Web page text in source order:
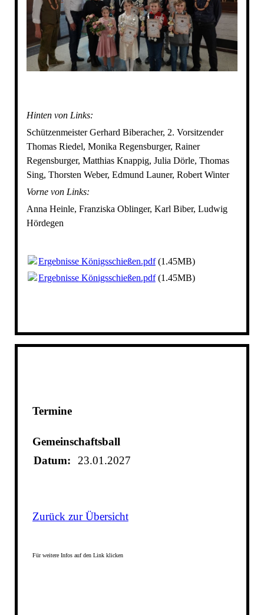
Hinten von Links:
Schützenmeister Gerhard Biberacher, 2. Vorsitzender
Thomas Riedel, Monika Regensburger, Rainer
Regensburger, Matthias Knappig, Julia Dörle, Thomas
Sing, Thorsten Weber, Edmund Launer, Robert Winter
Vorne von Links:
Anna Heinle, Franziska Oblinger, Karl Biber, Ludwig
Hördegen
Ergebnisse Königsschießen.pdf(1.45MB)
Ergebnisse Königsschießen.pdf(1.45MB)
Termine
Gemeinschaftsball
Datum:
23.01.2027
Zurück zur Übersicht
Für weitere Infos auf den Link klicken